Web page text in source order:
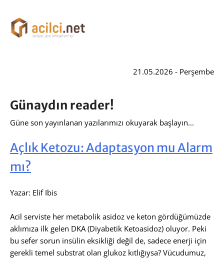
21.05.2026 - Perşembe
Günaydın reader!
Güne son yayınlanan yazılarımızı okuyarak başlayın...
Açlık Ketozu: Adaptasyon mu Alarm
mı?
Yazar: Elif Ibis
Acil serviste her metabolik asidoz ve keton gördüğümüzde
aklımıza ilk gelen DKA (Diyabetik Ketoasidoz) oluyor. Peki
bu sefer sorun insülin eksikliği değil de, sadece enerji için
gerekli temel substrat olan glukoz kıtlığıysa? Vücudumuz,